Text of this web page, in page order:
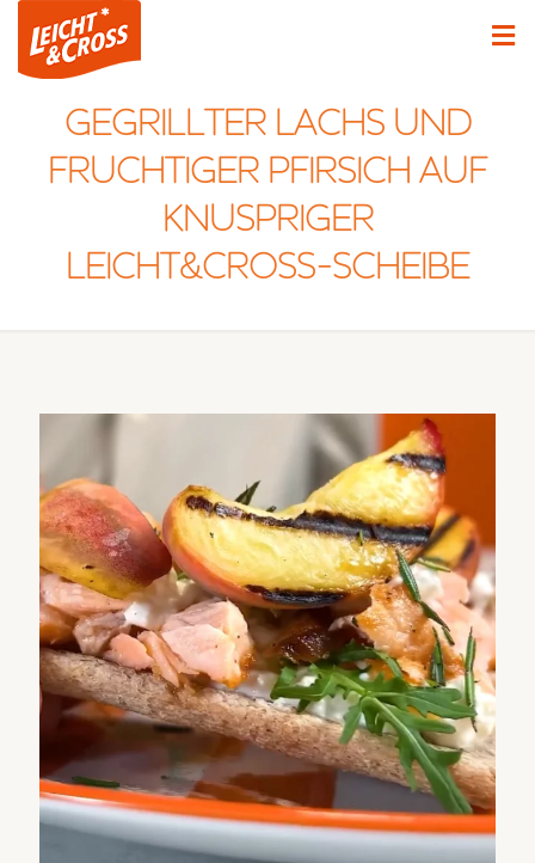
GEGRILLTER LACHS UND
FRUCHTIGER PFIRSICH AUF
KNUSPRIGER
LEICHT&CROSS-SCHEIBE